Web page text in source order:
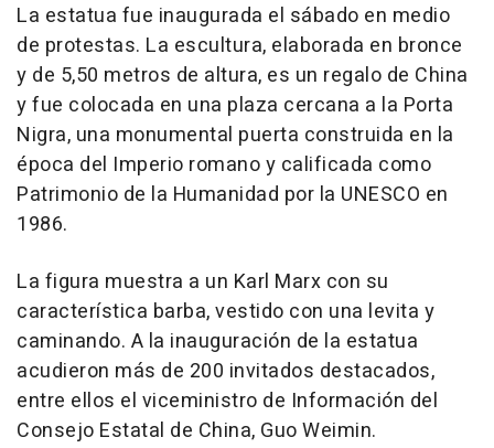
La estatua fue inaugurada el sábado en medio
de protestas. La escultura, elaborada en bronce
y de 5,50 metros de altura, es un regalo de China
y fue colocada en una plaza cercana a la Porta
Nigra, una monumental puerta construida en la
época del Imperio romano y calificada como
Patrimonio de la Humanidad por la UNESCO en
1986.
La figura muestra a un Karl Marx con su
característica barba, vestido con una levita y
caminando. A la inauguración de la estatua
acudieron más de 200 invitados destacados,
entre ellos el viceministro de Información del
Consejo Estatal de China, Guo Weimin.